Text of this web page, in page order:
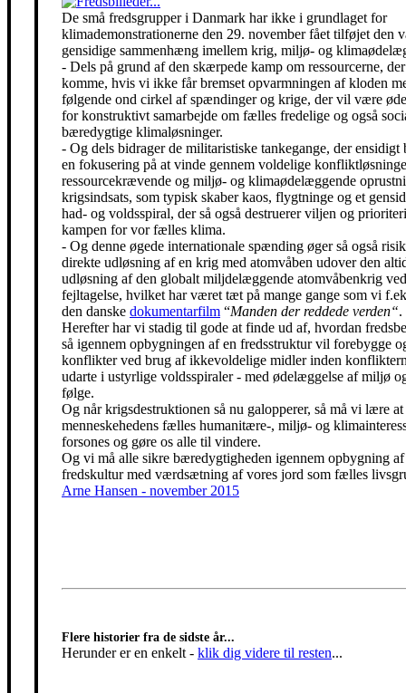
De små fredsgrupper i Danmark har ikke i grundlaget for
klimademonstrationerne den 29. november fået tilføjet den
gensidige sammenhæng imellem krig, miljø- og
- Dels på grund af den skærpede kamp om ressourcerne,
komme, hvis vi ikke får bremset opvarmningen af kloden
følgende ond cirkel af spændinger og krige, der vil være
for konstruktivt samarbejde om fælles fredelige og også
bæredygtige klimaløsninger.
- Og dels bidrager de militaristiske tankegange, der ensidigt
en fokusering på at vinde gennem voldelige
ressourcekrævende og miljø- og klimaødelæggende
krigsindsats, som typisk skaber kaos, flygtninge og et
had- og voldsspiral, der så også destruerer viljen og
kampen for vor fælles klima.
- Og denne øgede internationale spænding øger så også
direkte udløsning af en krig med atomvåben udover den
udløsning af den globalt miljdelæggende atomvåbenkrig
fejltagelse, hvilket har været tæt på mange gange som vi
den danske dokumentarfilm “Manden der reddede verden“.
Herefter har vi stadig til gode at finde ud af, hvordan
så igennem opbygningen af en fredsstruktur vil forebygge
konflikter ved brug af ikkevoldelige midler inden
udarte i ustyrlige voldsspiraler - med ødelæggelse af miljø
følge.
Og når krigsdestruktionen så nu galopperer, så må vi lære
menneskehedens fælles humanitære-, miljø- og
forsones og gøre os alle til vindere.
Og vi må alle sikre bæredygtigheden igennem opbygning af
fredskultur med værdsætning af vores jord som fælles
Arne Hansen - november 2015
Flere historier fra de sidste år...
Herunder er en enkelt - klik dig videre til resten...